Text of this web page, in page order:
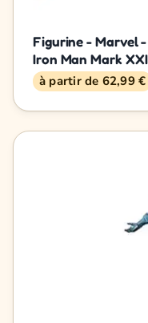
Figurine - Marvel
Iron Man Mark
à partir de 62,99 €